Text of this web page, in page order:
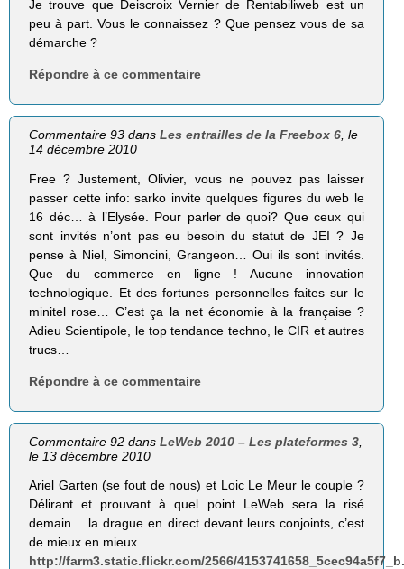
Je trouve que Deiscroix Vernier de Rentabiliweb est un
peu à part. Vous le connaissez ? Que pensez vous de sa
démarche ?
Répondre à ce commentaire
Commentaire 93 dansLes entrailles de la Freebox 6, le
14 décembre 2010
Free ? Justement, Olivier, vous ne pouvez pas laisser
passer cette info: sarko invite quelques figures du web le
16 déc… à l’Elysée. Pour parler de quoi? Que ceux qui
sont invités n’ont pas eu besoin du statut de JEI ? Je
pense à Niel, Simoncini, Grangeon… Oui ils sont invités.
Que du commerce en ligne ! Aucune innovation
technologique. Et des fortunes personnelles faites sur le
minitel rose… C’est ça la net économie à la française ?
Adieu Scientipole, le top tendance techno, le CIR et autres
trucs…
Répondre à ce commentaire
Commentaire 92 dansLeWeb 2010 – Les plateformes 3
le 13 décembre 2010
Ariel Garten (se fout de nous) et Loic Le Meur le couple ?
Délirant et prouvant à quel point LeWeb sera la risé
demain… la drague en direct devant leurs conjoints, c’est
de mieux en mieux…
http://farm3.static.flickr.com/2566/